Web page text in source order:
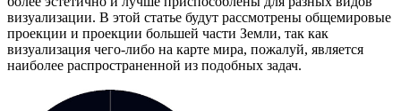
визуализации. В этой статье будут рассмотрены общемировые
проекции и проекции большей части Земли, так как
визуализация чего-либо на карте мира, пожалуй, является
наиболее распространенной из подобных задач.